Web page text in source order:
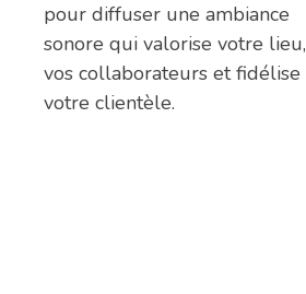
pour diffuser une ambiance
sonore qui valorise votre lieu,
vos collaborateurs et fidélise
votre clientèle.